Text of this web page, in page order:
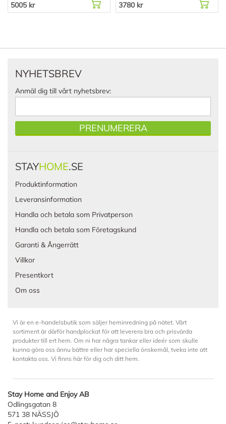
5005 kr 3780 kr
NYHETSBREV
Anmäl dig till vårt nyhetsbrev:
PRENUMERERA
STAYHOME.SE
Produktinformation
Leveransinformation
Handla och betala som Privatperson
Handla och betala som Företagskund
Garanti & Ångerrätt
Villkor
Presentkort
Om oss
Vi är en e-handelsbutik som säljer heminredning på nätet. Vårt
sortiment är därför handplockat för att leverera bra och prisvärda
produkter till ert hem. Om ni har några tankar eller ideér som skulle
kunna göra oss ännu bättre eller har speciella önskemål, tveka inte att
kontakta oss. Vi finns här för dig och ditt hem.
Stay Home and Enjoy AB
Odlingsgatan 8
571 38 NÄSSJÖ